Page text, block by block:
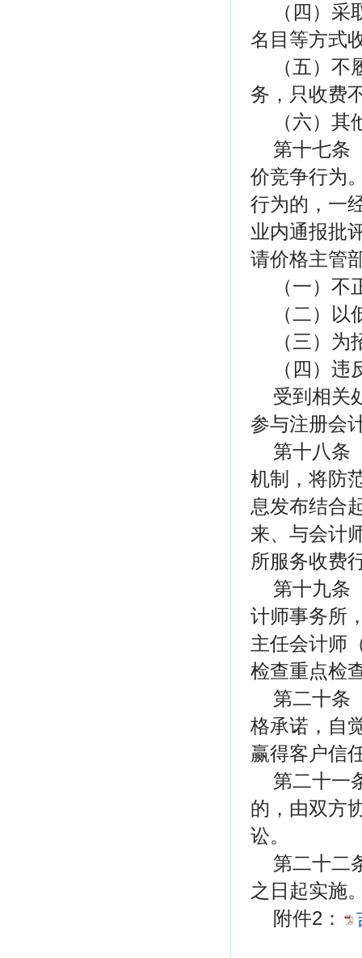
（四）
名目等方式
（五）
务，只收费
（六）
第十七条
价竞争行为
行为的，一
业内通报批
请价格主管
（一）
（二）
（三）
（四）
受到相关
参与注册会
第十八条
机制，将防
息发布结合
来、与会计
所服务收费
第十九条
计师事务所
主任会计师
检查重点检
第二十条
格承诺，自
赢得客户信
第二十一
的，由双方
讼。
第二十二
之日起实施
附件2：